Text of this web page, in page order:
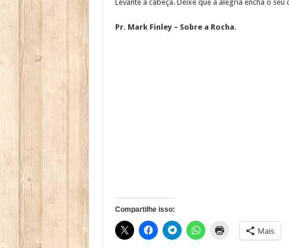
Levante a cabeça. Deixe que a alegria encha o
Pr. Mark Finley – Sobre a Rocha.
Compartilhe isso:
Mais